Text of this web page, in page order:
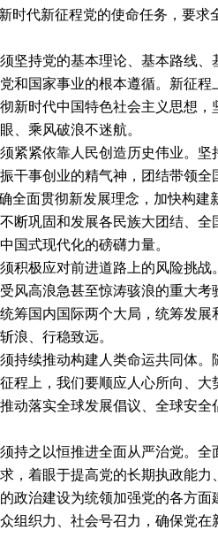
代新征程党的使命任务，要求
党的基本理论、基本路线、
和国家事业的根本遵循。新征
新时代中国特色社会主义思想
、乘风破浪不迷航。
依靠人民创造历史伟业。坚
干事创业的精气神，团结带领
全面贯彻新发展理念，加快构
断巩固和发展各民族大团结、
国式现代化的磅礴力量。
应对前进道路上的风险挑战
风高浪急甚至惊涛骇浪的重大
筹国内国际两个大局，统筹发
浪、行稳致远。
推动构建人类命运共同体。
程上，我们要顺应人心所向、
动落实全球发展倡议、全球安
以恒推进全面从严治党。全
，着眼于提高党的长期执政能
政治建设为统领加强党的各方
组织力、社会号召力，确保党